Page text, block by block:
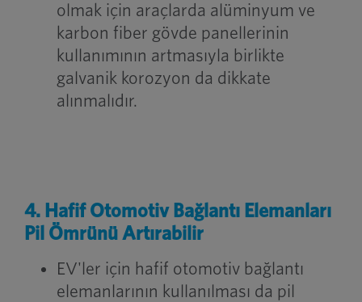
olmak için araçlarda alüminyum ve
karbon fiber gövde panellerinin
kullanımının artmasıyla birlikte
galvanik korozyon da dikkate
alınmalıdır.
4. Hafif Otomotiv Bağlantı Elemanları
Pil Ömrünü Artırabilir
EV'ler için hafif otomotiv bağlantı
elemanlarının kullanılması da pil